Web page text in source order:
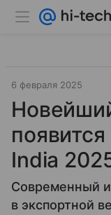
6 февраля 2025
India
Современный
в экспортной